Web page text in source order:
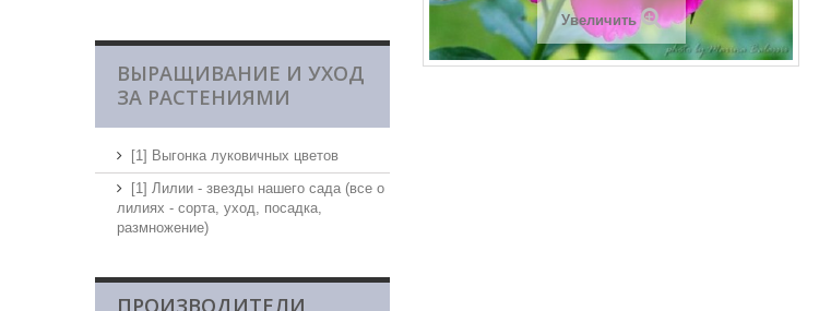
ВЫРАЩИВАНИЕ И УХОД
ЗА РАСТЕНИЯМИ
[1] Выгонка луковичных цветов
[1] Лилии - звезды нашего сада (все о
лилиях - сорта, уход, посадка,
размножение)
ПРОИЗВОДИТЕЛИ
Увеличить